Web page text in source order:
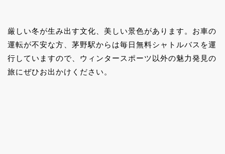
厳しい冬が生み出す文化、美しい景色があります。お車の
運転が不安な方、茅野駅からは毎日無料シャトルバスを運
行していますので、ウィンタースポーツ以外の魅力発見の
旅にぜひお出かけください。